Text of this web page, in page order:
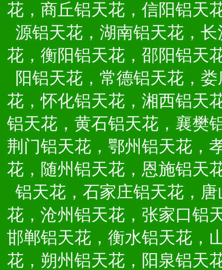
花，商丘铝天花，信阳铝天
源铝天花，湖南铝天花，
花，衡阳铝天花，邵阳铝天
阳铝天花，常德铝天花，
花，怀化铝天花，湘西铝天
铝天花，黄石铝天花，襄樊
荆门铝天花，鄂州铝天花，
花，随州铝天花，恩施铝天
铝天花，石家庄铝天花，
花，沧州铝天花，张家口铝
邯郸铝天花，衡水铝天花，
花，朔州铝天花，阳泉铝天